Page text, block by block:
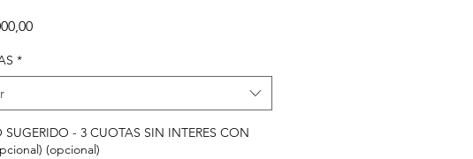
Precio
*
SUGERIDO - 3 CUOTAS SIN INTERES CON
(opcional)